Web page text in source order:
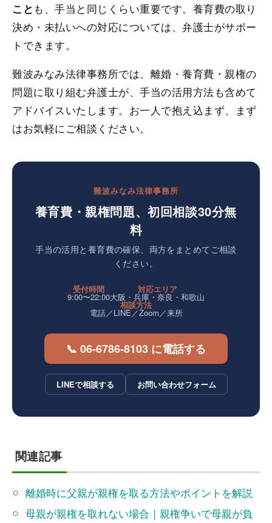
こと も、手当と同じくらい重要です。養育費の取り
決め・未払いへの対応については、弁護士がサポー
トできます。
難波みなみ法律事務所では、離婚・養育費・親権の
問題に取り組む弁護士が、手当の活用方法も含めて
アドバイスいたします。お一人で抱え込まず、まず
はお気軽にご相談ください。
難波みなみ法律事務所
養育費・親権問題、初回相談30分無
料
手当の活用と養育費の確保、両方をまとめてご相談
ください。
受付時間
9:00〜22:00
対応エリア
大阪・兵庫・奈良・和歌山
相談方法
電話／LINE／Zoom／来所
📞 06-6786-8103 に電話する
LINEで相談する お問い合わせフォーム
関連記事
離婚時に父親が親権を取る方法やポイントを解説
母親が親権を取れない場合｜親権争いで母親が負